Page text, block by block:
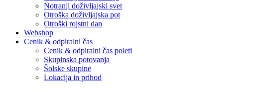
Notranji doživljajski svet
Otroška doživljajska pot
Otroški rojstni dan
Webshop
Cenik & odpiralni čas
Cenik & odpiralni čas poleti
Skupinska potovanja
Šolske skupine
Lokacija in prihod